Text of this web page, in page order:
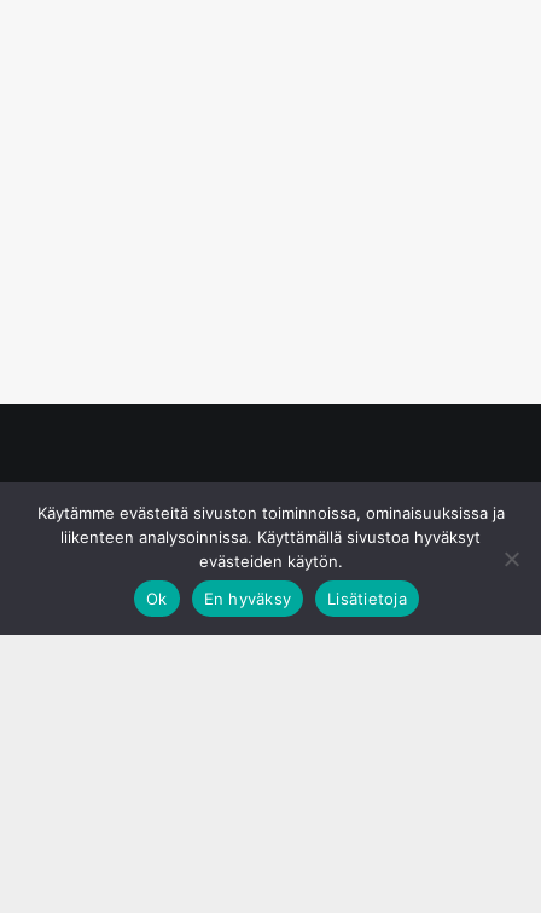
Käytämme evästeitä sivuston toiminnoissa, ominaisuuksissa ja
liikenteen analysoinnissa. Käyttämällä sivustoa hyväksyt
evästeiden käytön.
Ok
En hyväksy Lisätietoja